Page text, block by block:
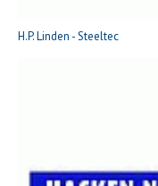
H.P. Linden - Steeltec